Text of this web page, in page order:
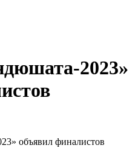
2023»
объявил финалистов